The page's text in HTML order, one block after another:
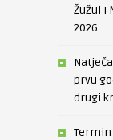
Žužul i
2026.
prvu
drugi